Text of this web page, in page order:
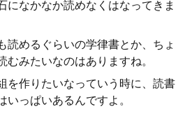
になかなか読めなくはなってきま
読めるぐらいの学律書とか、ちょ
むみたいなのはありますね。
を作りたいなっていう時に、読書
っぱいあるんですよ。